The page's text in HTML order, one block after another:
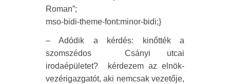
Roman”;
mso-bidi-theme-font:minor-bidi;}
–Adódik a kérdés: kinőtték a
szomszédos
Csányi utcai
irodaépületet?
kérdezem az elnök-
vezérigazgatót, aki nemcsak vezetője,